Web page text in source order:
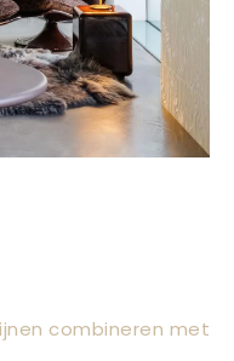
combineren met